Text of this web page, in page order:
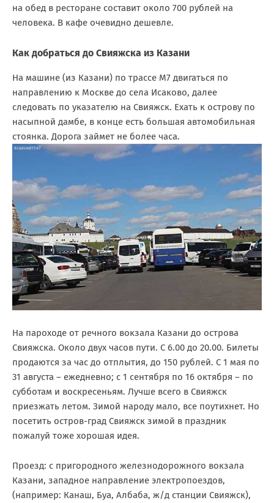
на обед в ресторане составит около 700 рублей на
человека. В кафе очевидно дешевле.
Как добраться до Свияжска из Казани
На машине (из Казани) по трассе М7 двигаться по
направлению к Москве до села Исаково, далее
следовать по указателю на Свияжск. Ехать к острову по
насыпной дамбе, в конце есть большая автомобильная
стоянка. Дорога займет не более часа.
На пароходе от речного вокзала Казани до острова
Свияжска. Около двух часов пути. С 6.00 до 20.00. Билеты
продаются за час до отплытия, до 150 рублей. С 1 мая по
31 августа – ежедневно; с 1 сентября по 16 октября – по
субботам и воскресеньям. Лучше всего в Свияжск
приезжать летом. Зимой народу мало, все поутихнет. Но
посетить остров-град Свияжск зимой в праздник
пожалуй тоже хорошая идея.
Проезд: с пригородного железнодорожного вокзала
Казани, западное направление электропоездов,
(например: Канаш, Буа, Албаба, ж/д станции Свияжск),